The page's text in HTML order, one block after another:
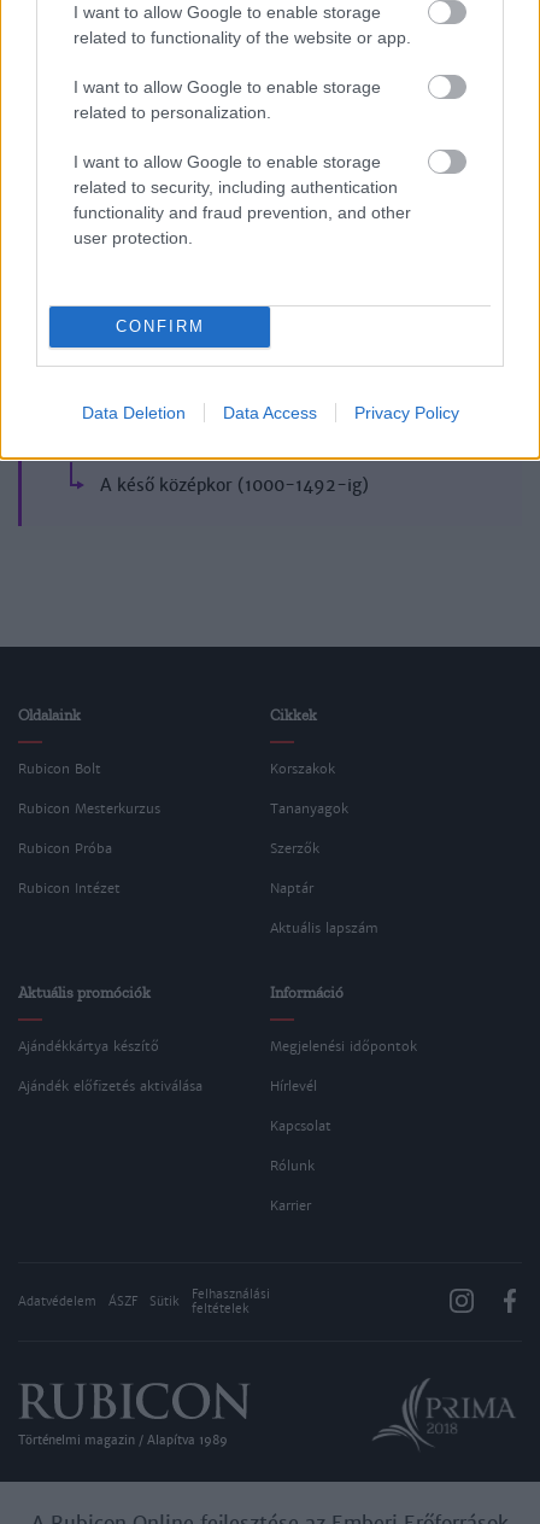
I want to allow Google to enable storage
related to functionality of the website or app.
I want to allow Google to enable storage
related to personalization.
I want to allow Google to enable storage
related to security, including authentication
functionality and fraud prevention, and other
user protection.
CONFIRM
Data Deletion Data Access Privacy Policy
Korszak
A késő középkor (1000-1492-ig)
Oldalaink
Rubicon Bolt
Rubicon Mesterkurzus
Rubicon Próba
Rubicon Intézet
Cikkek
Korszakok
Tananyagok
Szerzők
Naptár
Aktuális lapszám
Aktuális promóciók
Ajándékkártya készítő
Ajándék előfizetés aktiválása
Információ
Megjelenési időpontok
Hírlevél
Kapcsolat
Rólunk
Karrier
Adatvédelem ÁSZF Sütik
Felhasználási
feltételek
Történelmi magazin / Alapítva 1989